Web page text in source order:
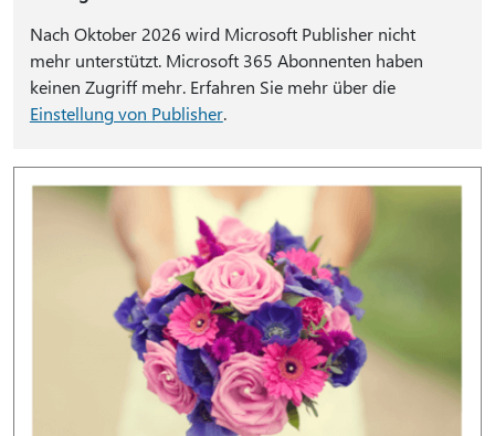
Nach Oktober 2026 wird Microsoft Publisher nicht
mehr unterstützt. Microsoft 365 Abonnenten haben
keinen Zugriff mehr. Erfahren Sie mehr über die
Einstellung von Publisher.